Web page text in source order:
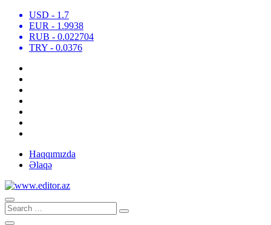
USD - 1.7
EUR - 1.9938
RUB - 0.022704
TRY - 0.0376
Haqqımızda
Əlaqə